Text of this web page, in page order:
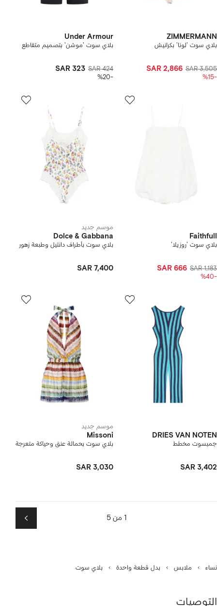
ZIMMERMANN
بلاي سوت 'لونا' بكرانيش
SAR 3,505
SAR 2,866
-%15
Under Armour
بلاي سوت 'موشن' بتصميم متقاطع
SAR 424
SAR 323
-%20
Faithfull
بلاي سوت 'روزيلا'
SAR 1,183
SAR 666
-%40
موسم جديد
Dolce & Gabbana
بلاي سوت بأطراف دانتيل وطبعة زهور
SAR 7,400
DRIES VAN NOTEN
جمبسوت مخطط
SAR 3,402
موسم جديد
Missoni
بلاي سوت بحمالة عنق وحياكة متعرجة
SAR 3,030
1 من 5 التالي
نساء ملابس بدل قطعة واحدة بلاي سوت
التوصيات